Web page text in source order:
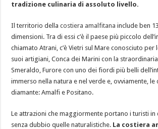
tradizione culinaria di assoluto livello.
Il territorio dellacostiera amalfitana include ben
dimensioni. Tra di essi c’è il paese più piccolo
chiamato Atrani, c’è Vietri sul Mare conosciuto per
suoi artigiani, Conca dei Marini con la
Smeraldo, Furore con uno dei fiordi più belli
immerso nella natura e nel verde e, ovviamente, le
diamante: Amalfi e Positano.
Le attrazioni che maggiormente portano i turisti in
senza dubbio quelle naturalistiche. La costiera